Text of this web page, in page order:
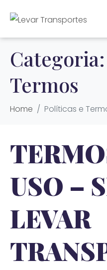
Categoria:
Termos
Home Políticas e
USO –
LEVAR